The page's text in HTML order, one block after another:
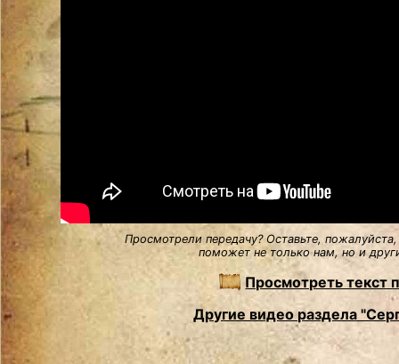
Просмотрели передачу? Оставьте,
поможет не только нам, но и
Просмотреть текст
Другие видео раздела